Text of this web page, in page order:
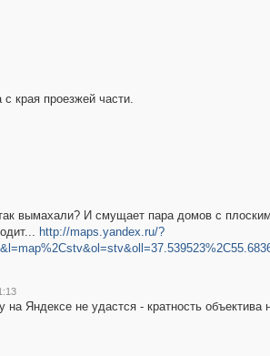
края проезжей части.
вымахали? И смущает пара домов с
http://maps.yandex.ru/?
Яндексе не удастся - кратность объектива